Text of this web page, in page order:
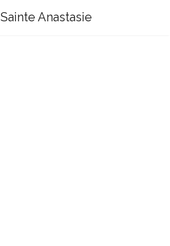
Sainte Anastasie